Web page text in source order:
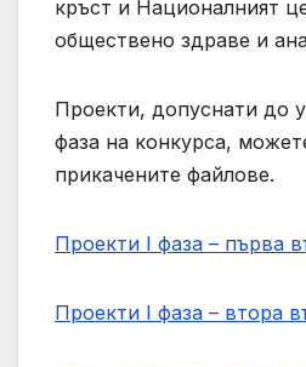
кръст и Националният
обществено здраве и
Проекти, допуснати до
фаза на конкурса,
прикачените файлове.
Проекти I фаза – първа
Проекти I фаза – втора